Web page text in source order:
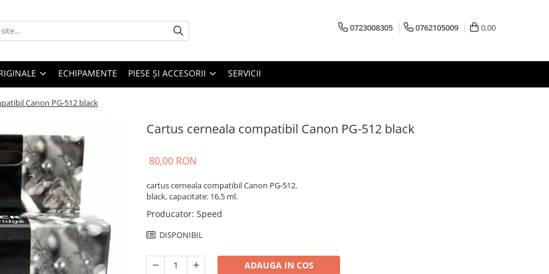
0723008305 0762105009 0,00
ECHIPAMENTE PIESE ŞI ACCESORII SERVICII
Canon PG-512 black
Cartus cerneala compatibil Canon PG-512 black
80,00 RON
cartus cerneala compatibil Canon PG-512.
black, capacitate: 16,5 ml.
Producator: Speed
DISPONIBIL
ADAUGA IN COS